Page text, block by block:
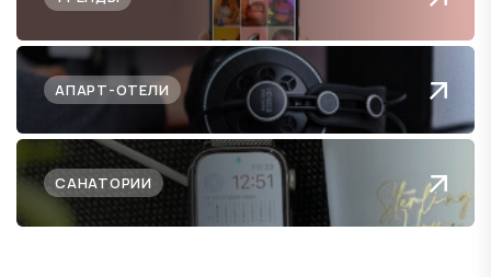
АПАРТ-ОТЕЛИ
САНАТОРИИ